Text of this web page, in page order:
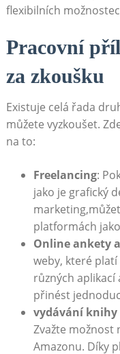
flexibilních
Pracovní
⁢za zkoušku
Existuje celá ‌řada
můžete vyzkoušet.
na‍ to:
Freelancing:⁣
jako je grafický
platformách
Online‌ ankety
weby, které
různých​ aplikací
přinést
vydávání knihy​
Zvažte možnost
Amazonu. ​Díky